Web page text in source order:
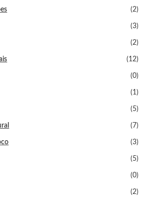
(2)
(3)
(2)
(12)
(0)
(1)
(5)
(7)
(3)
(5)
(0)
(2)